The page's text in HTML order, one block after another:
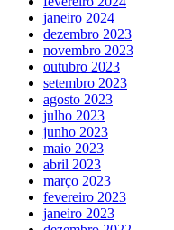
janeiro 2024
dezembro 2023
novembro 2023
outubro 2023
setembro 2023
agosto 2023
julho 2023
junho 2023
maio 2023
abril 2023
março 2023
fevereiro 2023
janeiro 2023